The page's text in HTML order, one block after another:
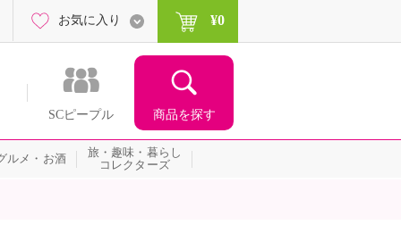
SCピープル 商品を探す
お気に入り ¥0
ルメ・お酒
旅・趣味・暮らし
コレクターズ